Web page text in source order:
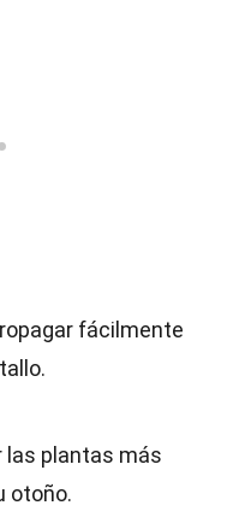
fácilmente
las plantas más
otoño.